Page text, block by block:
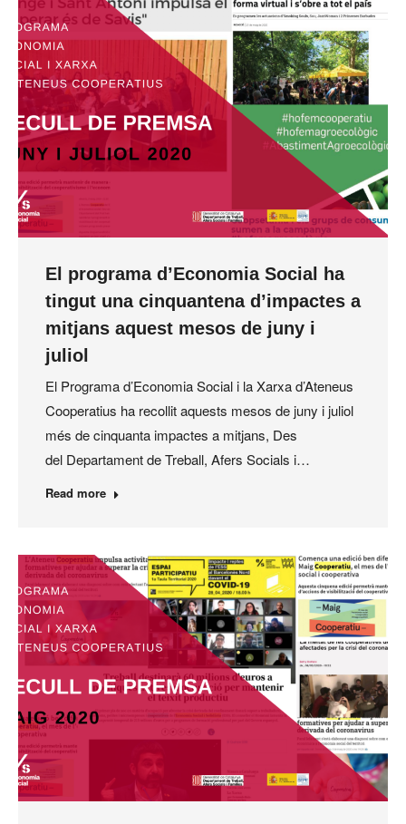
El programa d’Economia Social ha
tingut una cinquantena d’impactes a
mitjans aquest mesos de juny i
juliol
El Programa d’Economia Social i la Xarxa d’Ateneus
Cooperatius ha recollit aquests mesos de juny i juliol
més de cinquanta impactes a mitjans, Des
del Departament de Treball, Afers Socials i…
Read more